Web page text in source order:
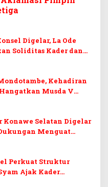
Digelar, La Ode
Soliditas Kader dan
Konawe Selatan
Kehadiran
Musda V
Konawe Selatan Digelar
Menguat
Perkuat Struktur
Ajak Kader